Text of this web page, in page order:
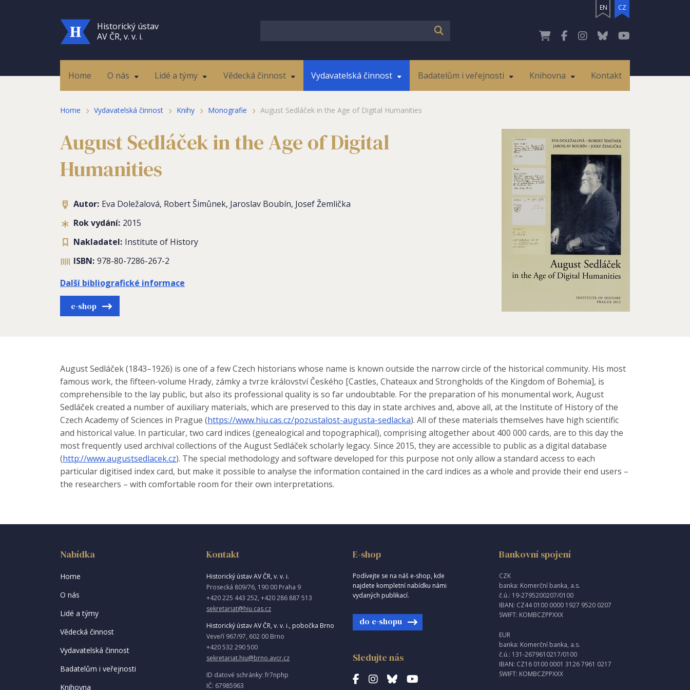
Historický ústav
AV ČR, v. v. i.
EN CZ
Home O nás Lidé a týmy Vědecká činnost Vydavatelská činnost Badatelům i veřejnosti Knihovna Kontakt
Home Vydavatelská činnost Knihy Monografie August Sedláček in the Age of Digital Humanities
August Sedláček in the Age of Digital
Humanities
Autor: Eva Doležalová, Robert Šimůnek, Jaroslav Boubín, Josef Žemlička
Rok vydání: 2015
Nakladatel: Institute of History
ISBN: 978-80-7286-267-2
Další bibliografické informace
e-shop
August Sedláček (1843–1926) is one of a few Czech historians whose name is known outside the narrow circle of the historical community. His most
famous work, the fifteen-volume Hrady, zámky a tvrze království Českého [Castles, Chateaux and Strongholds of the Kingdom of Bohemia], is
comprehensible to the lay public, but also its professional quality is so far undoubtable. For the preparation of his monumental work, August
Sedláček created a number of auxiliary materials, which are preserved to this day in state archives and, above all, at the Institute of History of the
Czech Academy of Sciences in Prague (https://www.hiu.cas.cz/pozustalost-augusta-sedlacka). All of these materials themselves have high scientific
and historical value. In particular, two card indices (genealogical and topographical), comprising altogether about 400 000 cards, are to this day the
most frequently used archival collections of the August Sedláček scholarly legacy. Since 2015, they are accessible to public as a digital database
(http://www.augustsedlacek.cz). The special methodology and software developed for this purpose not only allow a standard access to each
particular digitised index card, but make it possible to analyse the information contained in the card indices as a whole and provide their end users –
the researchers – with comfortable room for their own interpretations.
Nabídka
Home
O nás
Lidé a týmy
Vědecká činnost
Vydavatelská činnost
Badatelům i veřejnosti
Knihovna
Kontakt
Historický ústav AV ČR, v. v. i.
Prosecká 809/76, 190 00 Praha 9
+420 225 443 252, +420 286 887 513
sekretariat@hiu.cas.cz
Historický ústav AV ČR, v. v. i., pobočka Brno
Veveří 967/97, 602 00 Brno
+420 532 290 500
sekretariat.hiu@brno.avcr.cz
ID datové schránky: fr7nphp
IČ: 67985963
E-shop
Podívejte se na náš e-shop, kde
najdete kompletní nabídku námi
vydaných publikací.
do e-shopu
Sledujte nás
Bankovní spojení
CZK
banka: Komerční banka, a.s.
č.ú.: 19-2795200207/0100
IBAN: CZ44 0100 0000 1927 9520 0207
SWIFT: KOMBCZPPXXX
EUR
banka: Komerční banka, a.s.
č.ú.: 131-2679610217/0100
IBAN: CZ16 0100 0001 3126 7961 0217
SWIFT: KOMBCZPPXXX